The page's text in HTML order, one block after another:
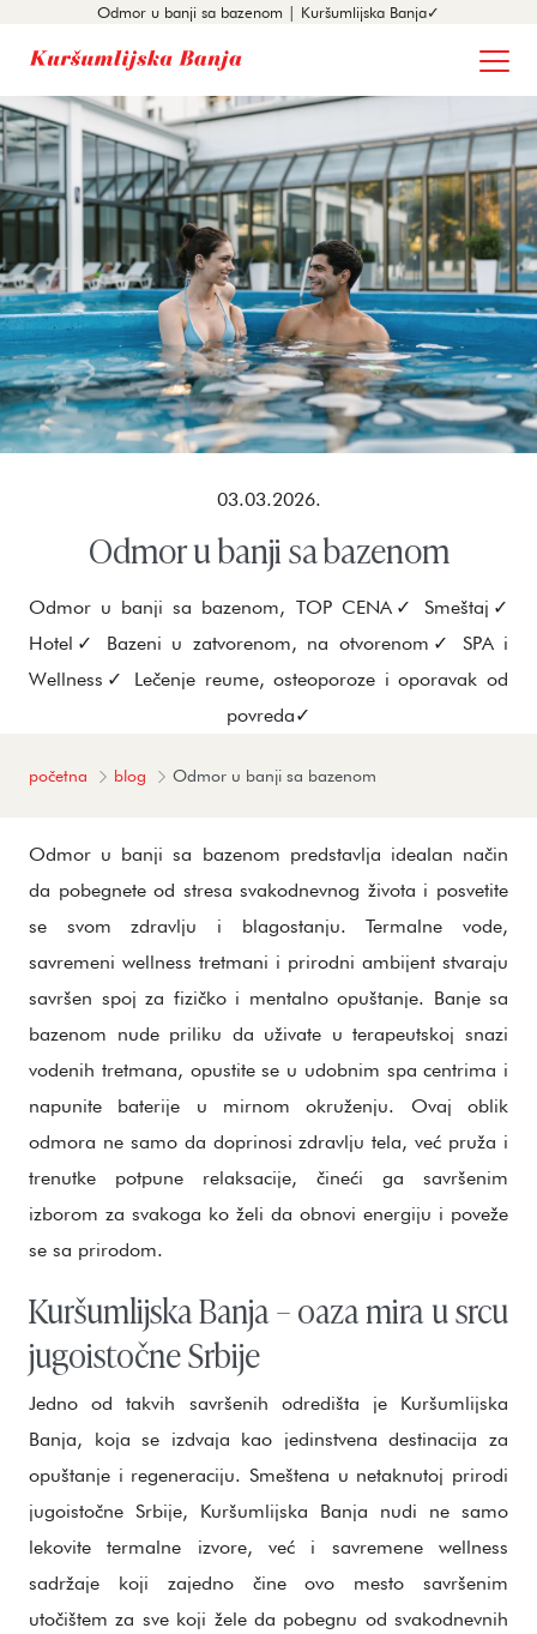
Odmor u banji sa bazenom | Kuršumlijska Banja✓
03.03.2026.
Odmor u banji sa bazenom
Odmor u banji sa bazenom, TOP CENA✓ Smeštaj✓
Hotel✓ Bazeni u zatvorenom, na otvorenom✓ SPA i
Wellness✓ Lečenje reume, osteoporoze i oporavak od
povreda✓
početna blog Odmor u banji sa bazenom
Odmor u banji sa bazenom predstavlja idealan način
da pobegnete od stresa svakodnevnog života i posvetite
se svom zdravlju i blagostanju. Termalne vode,
savremeni wellness tretmani i prirodni ambijent stvaraju
savršen spoj za fizičko i mentalno opuštanje. Banje sa
bazenom nude priliku da uživate u terapeutskoj snazi
vodenih tretmana, opustite se u udobnim spa centrima i
napunite baterije u mirnom okruženju. Ovaj oblik
odmora ne samo da doprinosi zdravlju tela, već pruža i
trenutke potpune relaksacije, čineći ga savršenim
izborom za svakoga ko želi da obnovi energiju i poveže
se sa prirodom.
Kuršumlijska Banja – oaza mira u srcu
jugoistočne Srbije
Jedno od takvih savršenih odredišta je Kuršumlijska
Banja, koja se izdvaja kao jedinstvena destinacija za
opuštanje i regeneraciju. Smeštena u netaknutoj prirodi
jugoistočne Srbije, Kuršumlijska Banja nudi ne samo
lekovite termalne izvore, već i savremene wellness
sadržaje koji zajedno čine ovo mesto savršenim
utočištem za sve koji žele da pobegnu od svakodnevnih